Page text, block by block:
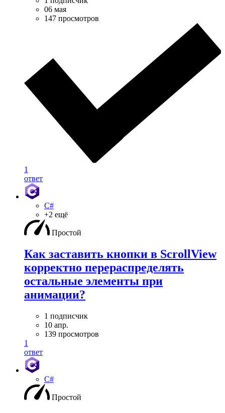
06 мая
147 просмотров
1
ответ
C#
+2 ещё
Простой
Как заставить кнопки в ScrollView
корректно перераспределять
остальные элементы при
анимации?
1 подписчик
10 апр.
139 просмотров
1
ответ
C#
Простой